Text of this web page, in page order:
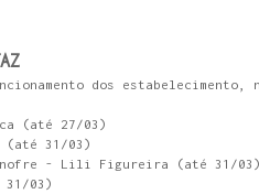
dos estabelecimento,
(até 27/03)
(até 31/03)
- Lili Figureira (até 31/03)
31/03)